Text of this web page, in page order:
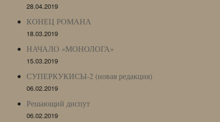
28.04.2019
КОНЕЦ РОМАНА
18.03.2019
НАЧАЛО «МОНОЛОГА»
15.03.2019
СУПЕРКУКИСЫ-2 (новая редакция)
06.02.2019
Решающий диспут
06.02.2019